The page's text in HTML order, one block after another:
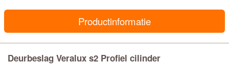
Productinformatie
Deurbeslag Veralux s2 Profiel cilinder